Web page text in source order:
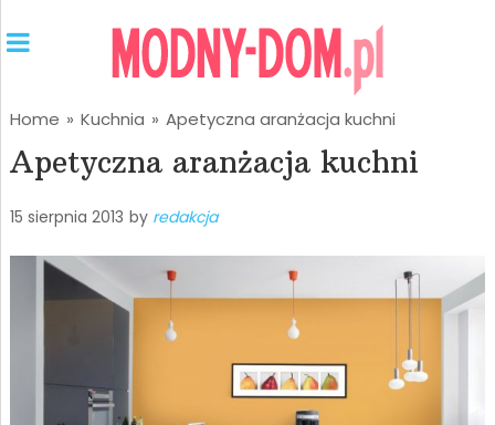
Home » Kuchnia » Apetyczna aranżacja kuchni
Apetyczna aranżacja kuchni
15 sierpnia 2013 by redakcja